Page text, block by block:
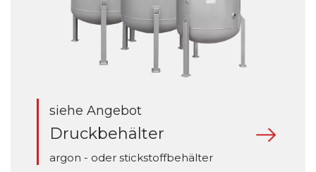
siehe Angebot
Druckbehälter
argon - oder stickstoffbehälter